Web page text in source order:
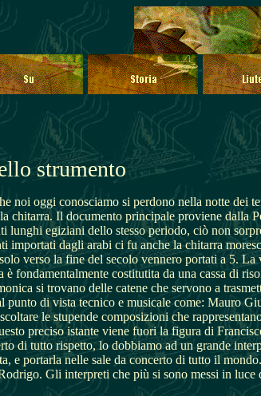
strumento
noi oggi conosciamo si perdono nella notte dei
chitarra. Il documento principale proviene dalla
lunghi egiziani dello stesso periodo, ciò non
importati dagli arabi ci fu anche la chitarra
verso la fine del secolo vennero portati a 5.
è fondamentalmente costitutita da una cassa di
si trovano delle catene che servono a
punto di vista tecnico e musicale come: Mauro
le stupende composizioni che
preciso istante viene fuori la figura di
di tutto rispetto, lo dobbiamo ad un grande
e portarla nelle sale da concerto di tutto il
Gli interpreti che più si sono messi in